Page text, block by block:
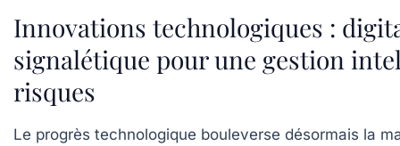
Innovations technologiques :
signalétique pour une gestion
risques
Le progrès technologique bouleverse désormais la